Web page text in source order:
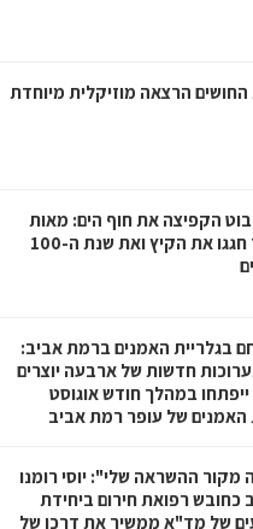
הרצאה מוזיקלית מיוחדת
הקפיצה את חוף הים: מאות
בני נוער חגגו את הקיץ ואת שנת ה-100
בגלריית האמנים ברמת אביב:
חדשות של ארבעה יוצרים
ייפתחו במהלך חודש אוגוסט
האמנים של עופר רמת אביב
מקור ההשראה שלי": יוסי רומנו
רפואת חירום ביחידת
של מד"א ממשיך את דרכו של